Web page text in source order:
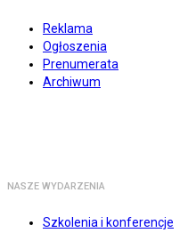
Reklama
Ogłoszenia
Prenumerata
Archiwum
NASZE WYDARZENIA
Szkolenia i konferencje